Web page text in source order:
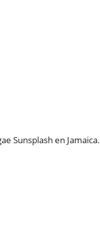
Sunsplash en Jamaica.